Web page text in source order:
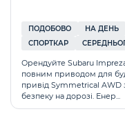
ПОДОБОВО НА ДЕНЬ
СПОРТКАР
Орендуйте Subaru
повним приводом для
привід Symmetrical AWD
безпеку на дорозі. Енер...